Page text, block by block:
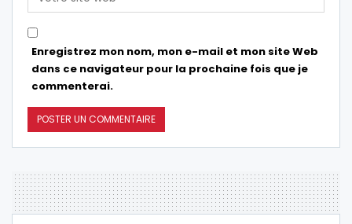
Enregistrez mon nom, mon e-mail et mon site Web
dans ce navigateur pour la prochaine fois que je
commenterai.